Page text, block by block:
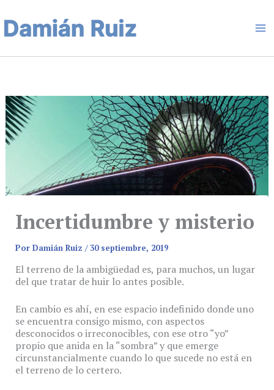
al
contenido
Incertidumbre y misterio
Por Damián Ruiz / 30 septiembre, 2019
El terreno de la ambigüedad es, para muchos, un lugar
del que tratar de huir lo antes posible.
En cambio es ahí, en ese espacio indefinido donde uno
se encuentra consigo mismo, con aspectos
desconocidos o irreconocibles, con ese otro “yo”
propio que anida en la “sombra” y que emerge
circunstancialmente cuando lo que sucede no está en
el terreno de lo certero.